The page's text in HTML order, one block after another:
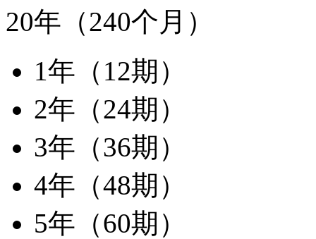
20年（240个月）
1年（12期）
2年（24期）
3年（36期）
4年（48期）
5年（60期）